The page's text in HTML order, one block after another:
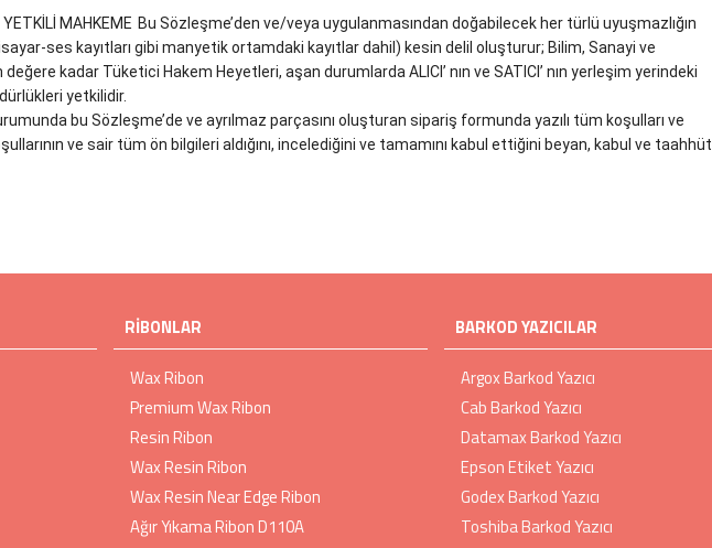
MAHKEME Bu Sözleşme’den ve/veya uygulanmasından doğabilecek her türlü uyuşmazlığın
ses kayıtları gibi manyetik ortamdaki kayıtlar dahil) kesin delil oluşturur; Bilim, Sanayi ve
değere kadar Tüketici Hakem Heyetleri, aşan durumlarda ALICI’ nın ve SATICI’ nın yerleşim yerindeki
yetkilidir.
bu Sözleşme’de ve ayrılmaz parçasını oluşturan sipariş formunda yazılı tüm koşulları ve
ve sair tüm ön bilgileri aldığını, incelediğini ve tamamını kabul ettiğini beyan, kabul ve taahhüt
RIBONLAR
Wax Ribon
Premium Wax Ribon
Resin Ribon
Wax Resin Ribon
Wax Resin Near Edge Ribon
Ağır Yıkama Ribon D110A
BARKOD YAZICILAR
Argox Barkod Yazıcı
Cab Barkod Yazıcı
Datamax Barkod Yazıcı
Epson Etiket Yazıcı
Godex Barkod Yazıcı
Toshiba Barkod Yazıcı